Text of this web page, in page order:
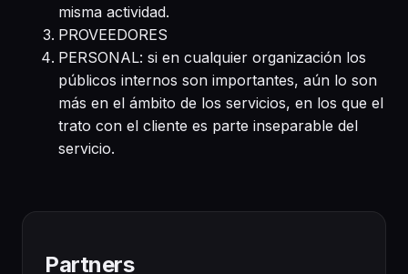
misma actividad.
PROVEEDORES
PERSONAL: si en cualquier organización los
públicos internos son importantes, aún lo son
más en el ámbito de los servicios, en los que el
trato con el cliente es parte inseparable del
servicio.
Partners